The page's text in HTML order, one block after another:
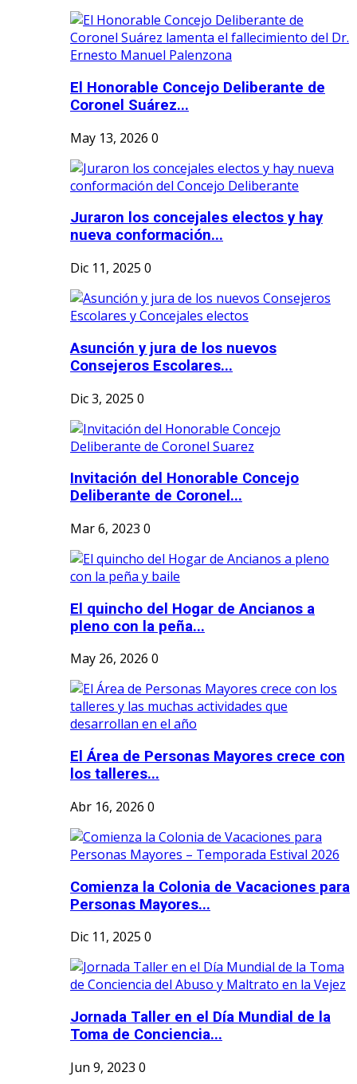
El Honorable Concejo Deliberante de
Coronel Suárez...
May 13, 2026 0
Juraron los concejales electos y hay
nueva conformación...
Dic 11, 2025 0
Asunción y jura de los nuevos
Consejeros Escolares...
Dic 3, 2025 0
Invitación del Honorable Concejo
Deliberante de Coronel...
Mar 6, 2023 0
El quincho del Hogar de Ancianos a
pleno con la peña...
May 26, 2026 0
El Área de Personas Mayores crece con
los talleres...
Abr 16, 2026 0
Comienza la Colonia de Vacaciones para
Personas Mayores...
Dic 11, 2025 0
Jornada Taller en el Día Mundial de la
Toma de Conciencia...
Jun 9, 2023 0